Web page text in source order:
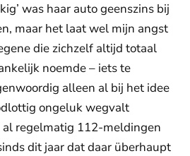
was haar auto geenszins bij
maar het laat wel mijn angst
die zichzelf altijd totaal
noemde – iets te
alleen al bij het idee
ongeluk wegvalt
al regelmatig 112-meldingen
dit jaar dat daar überhaupt